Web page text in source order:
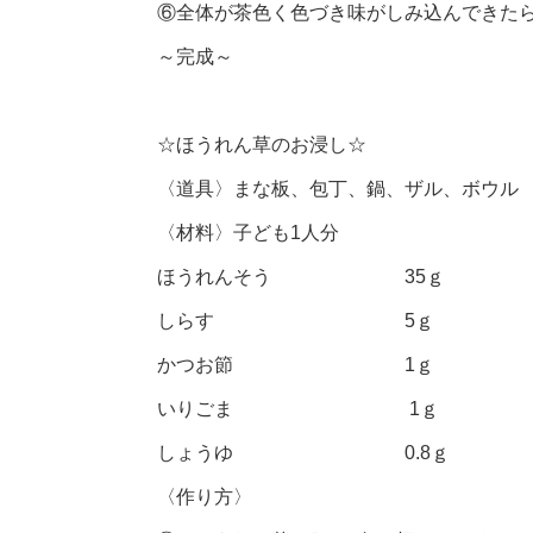
⑥全体が茶色く色づき味がしみ込んできた
～完成～
☆ほうれん草のお浸し☆
〈道具〉まな板、包丁、鍋、ザル、ボウル
〈材料〉子ども1人分
ほうれんそう 35ｇ
しらす 5ｇ
かつお節 1ｇ
いりごま 1ｇ
しょうゆ 0.8ｇ
〈作り方〉